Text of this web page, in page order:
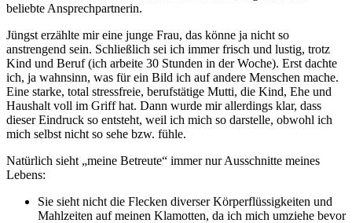
beliebte Ansprechpartnerin.
Jüngst erzählte mir eine junge Frau, das könne ja nicht so
anstrengend sein. Schließlich sei ich immer frisch und lustig, trotz
Kind und Beruf (ich arbeite 30 Stunden in der Woche). Erst dachte
ich, ja wahnsinn, was für ein Bild ich auf andere Menschen mache.
Eine starke, total stressfreie, berufstätige Mutti, die Kind, Ehe und
Haushalt voll im Griff hat. Dann wurde mir allerdings klar, dass
dieser Eindruck so entsteht, weil ich mich so darstelle, obwohl ich
mich selbst nicht so sehe bzw. fühle.
Natürlich sieht „meine Betreute“ immer nur Ausschnitte meines
Lebens:
Sie sieht nicht die Flecken diverser Körperflüssigkeiten und
Mahlzeiten auf meinen Klamotten, da ich mich umziehe bevor